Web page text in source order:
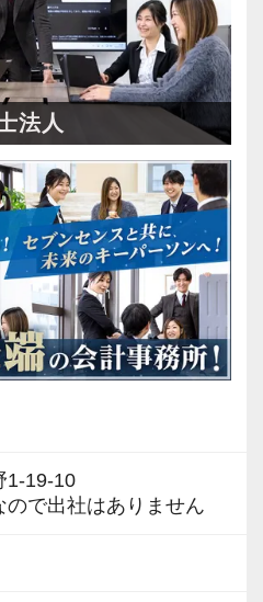
法人
1-19-10
で出社はありません